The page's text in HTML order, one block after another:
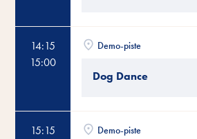
14:15
15:00
Demo-piste
Dog Dance
15:15
Demo-piste